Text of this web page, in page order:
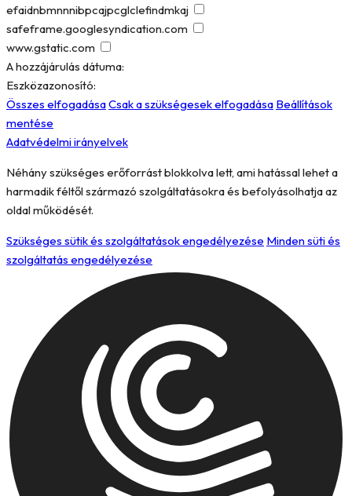
efaidnbmnnnibpcajpcglclefindmkaj
safeframe.googlesyndication.com
www.gstatic.com
A hozzájárulás dátuma:
Eszközazonosító:
Összes elfogadásaCsak a szükségesek elfogadása Beállítások
mentése
Adatvédelmi irányelvek
Néhány szükséges erőforrást blokkolva lett, ami hatással lehet a
harmadik féltől származó szolgáltatásokra és befolyásolhatja az
oldal működését.
Szükséges sütik és szolgáltatások engedélyezése Minden süti és
szolgáltatás engedélyezése